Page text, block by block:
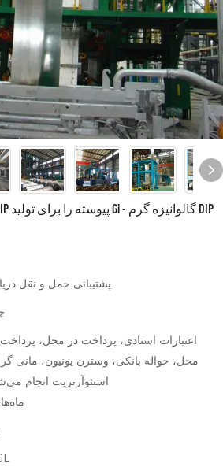
پشتیبانی حمل و نقل
اعتبارات اسنادی، پرداخت در محل، پرداخت
محل، حواله بانکی، وسترن یونیون، مانی
استئوآرتریت انجام
ماه‌ها12